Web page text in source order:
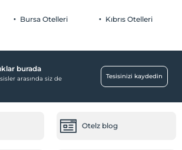
Bursa Otelleri Kıbrıs Otelleri
burada
arasında siz de
Tesisinizi kaydedin
Otelz blog